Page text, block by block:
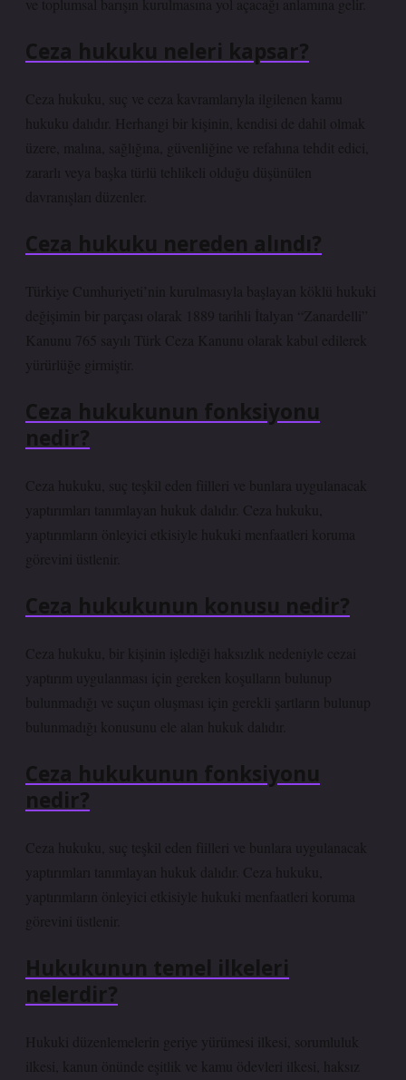
ve toplumsal barışın kurulmasına yol açacağı anlamına gelir.
Ceza hukuku neleri kapsar?
Ceza hukuku, suç ve ceza kavramlarıyla ilgilenen kamu
hukuku dalıdır. Herhangi bir kişinin, kendisi de dahil olmak
üzere, malına, sağlığına, güvenliğine ve refahına tehdit edici,
zararlı veya başka türlü tehlikeli olduğu düşünülen
davranışları düzenler.
Ceza hukuku nereden alındı?
Türkiye Cumhuriyeti’nin kurulmasıyla başlayan köklü hukuki
değişimin bir parçası olarak 1889 tarihli İtalyan “Zanardelli”
Kanunu 765 sayılı Türk Ceza Kanunu olarak kabul edilerek
yürürlüğe girmiştir.
Ceza hukukunun fonksiyonu
nedir?
Ceza hukuku, suç teşkil eden fiilleri ve bunlara uygulanacak
yaptırımları tanımlayan hukuk dalıdır. Ceza hukuku,
yaptırımların önleyici etkisiyle hukuki menfaatleri koruma
görevini üstlenir.
Ceza hukukunun konusu nedir?
Ceza hukuku, bir kişinin işlediği haksızlık nedeniyle cezai
yaptırım uygulanması için gereken koşulların bulunup
bulunmadığı ve suçun oluşması için gerekli şartların bulunup
bulunmadığı konusunu ele alan hukuk dalıdır.
Ceza hukukunun fonksiyonu
nedir?
Ceza hukuku, suç teşkil eden fiilleri ve bunlara uygulanacak
yaptırımları tanımlayan hukuk dalıdır. Ceza hukuku,
yaptırımların önleyici etkisiyle hukuki menfaatleri koruma
görevini üstlenir.
Hukukunun temel ilkeleri
nelerdir?
Hukuki düzenlemelerin geriye yürümesi ilkesi, sorumluluk
ilkesi, kanun önünde eşitlik ve kamu ödevleri ilkesi, haksız